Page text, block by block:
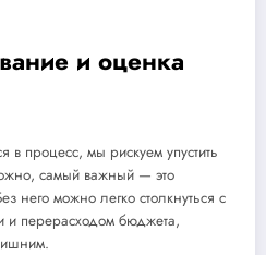
и оценка
в процесс, мы рискуем упустить
самый важный — это
него можно легко столкнуться с
и перерасходом бюджета,